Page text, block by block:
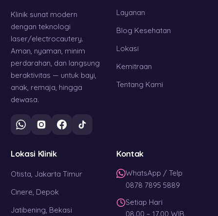
Klinik sunat modern
dengan teknologi
laser/electrocautery.
Aman, nyaman, minim
perdarahan, dan langsung
beraktivitas — untuk bayi,
anak, remaja, hingga
dewasa.
Layanan
Blog Kesehatan
Lokasi
Kemitraan
Tentang Kami
Lokasi Klinik
Otista, Jakarta Timur
Cinere, Depok
Jatibening, Bekasi
Kontak
WhatsApp / Telp
0878 7895 5889
Setiap Hari
08.00 – 17.00 WIB